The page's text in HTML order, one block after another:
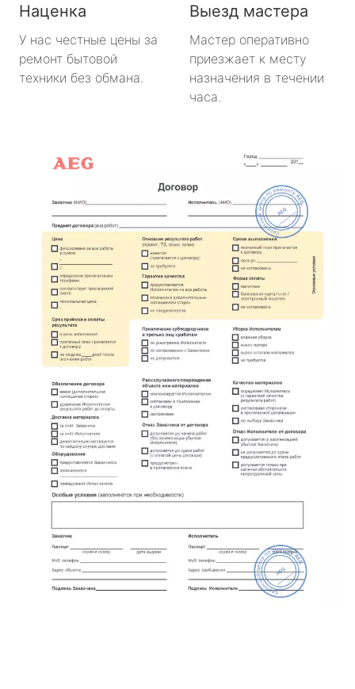
Наценка
У нас честные цены за
ремонт бытовой
техники без обмана.
Выезд мастера
Мастер оперативно
приезжает к месту
назначения в течении
часа.